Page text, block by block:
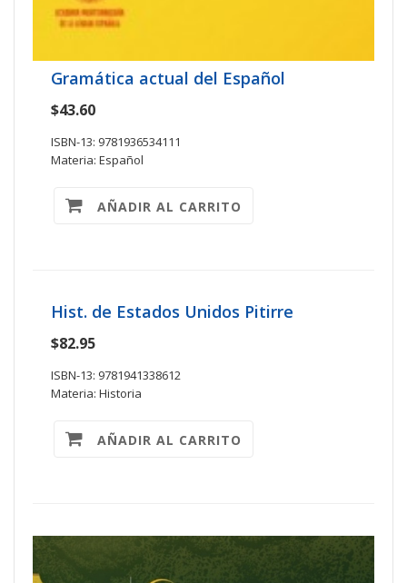
Gramática actual del Español
$43.60
ISBN-13: 9781936534111
Materia: Español
AÑADIR AL CARRITO
Hist. de Estados Unidos Pitirre
$82.95
ISBN-13: 9781941338612
Materia: Historia
AÑADIR AL CARRITO